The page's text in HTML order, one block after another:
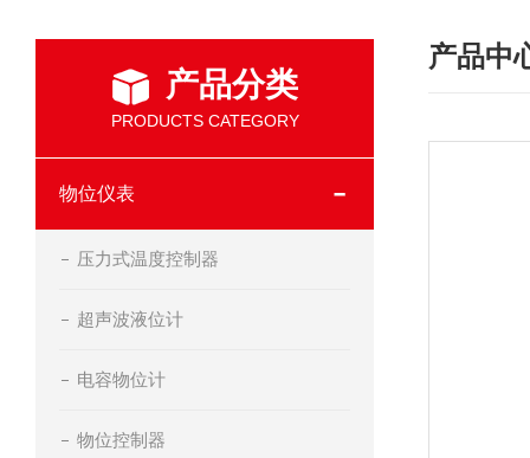
产品分类
PRODUCTS CATEGORY
物位仪表
压力式温度控制器
超声波液位计
电容物位计
物位控制器
产品中